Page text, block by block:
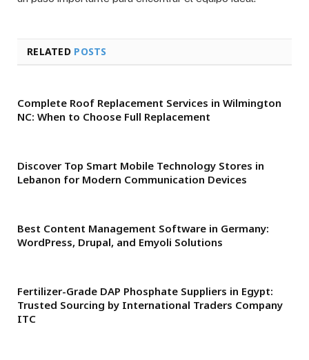
RELATED POSTS
Complete Roof Replacement Services in Wilmington
NC: When to Choose Full Replacement
Discover Top Smart Mobile Technology Stores in
Lebanon for Modern Communication Devices
Best Content Management Software in Germany:
WordPress, Drupal, and Emyoli Solutions
Fertilizer-Grade DAP Phosphate Suppliers in Egypt:
Trusted Sourcing by International Traders Company
ITC